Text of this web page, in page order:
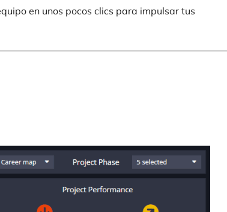
en unos pocos clics para impulsar tus